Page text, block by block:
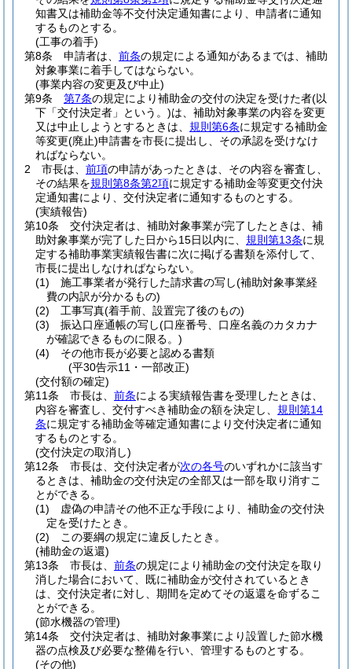
知書又は補助金等不交付決定通知書により、申請者に通知
するものとする。
(工事の着手)
第8条
申請者は、 前条の規定による通知があるまでは、補助
対象事業に着手してはならない。
(事業内容の変更及び中止)
第9条
第7条の規定により補助金の交付の決定を受けた者(以
下「交付決定者」という。)は、補助対象事業の内容を変更
又は中止しようとするときは、 規則第6条に規定する補助金
等変更(廃止)申請書を市長に提出し、その承認を受けなけ
ればならない。
2
市長は、 前項の申請があったときは、その内容を審査し、
その結果を規則第8条第2項に規定する補助金等変更交付決
定通知書により、交付決定者に通知するものとする。
(実績報告)
第10条
交付決定者は、補助対象事業が完了したときは、補
助対象事業が完了した日から15日以内に、 規則第13条に規
定する補助事業実績報告書に次に掲げる書類を添付して、
市長に提出しなければならない。
(1)
施工事業者が発行した請求書の写し(補助対象事業経
費の内訳が分かるもの)
(2)
工事写真(着手前、設置完了後のもの)
(3)
振込口座通帳の写し(口座番号、口座名義のカタカナ
が確認できるものに限る。)
(4)
その他市長が必要と認める書類
(平30告示11・一部改正)
(交付額の確定)
第11条
市長は、 前条による実績報告書を受理したときは、
内容を審査し、交付すべき補助金の額を決定し、 規則第14
条に規定する補助金等確定通知書により交付決定者に通知
するものとする。
(交付決定の取消し)
第12条
市長は、交付決定者が次の各号のいずれかに該当す
るときは、補助金の交付決定の全部又は一部を取り消すこ
とができる。
(1)
虚偽の申請その他不正な手段により、補助金の交付決
定を受けたとき。
(2)
この要綱の規定に違反したとき。
(補助金の返還)
第13条
市長は、 前条の規定により補助金の交付決定を取り
消した場合において、既に補助金が交付されているとき
は、交付決定者に対し、期間を定めてその返還を命ずるこ
とができる。
(節水機器の管理)
第14条
交付決定者は、補助対象事業により設置した節水機
器の点検及び必要な整備を行い、管理するものとする。
(その他)